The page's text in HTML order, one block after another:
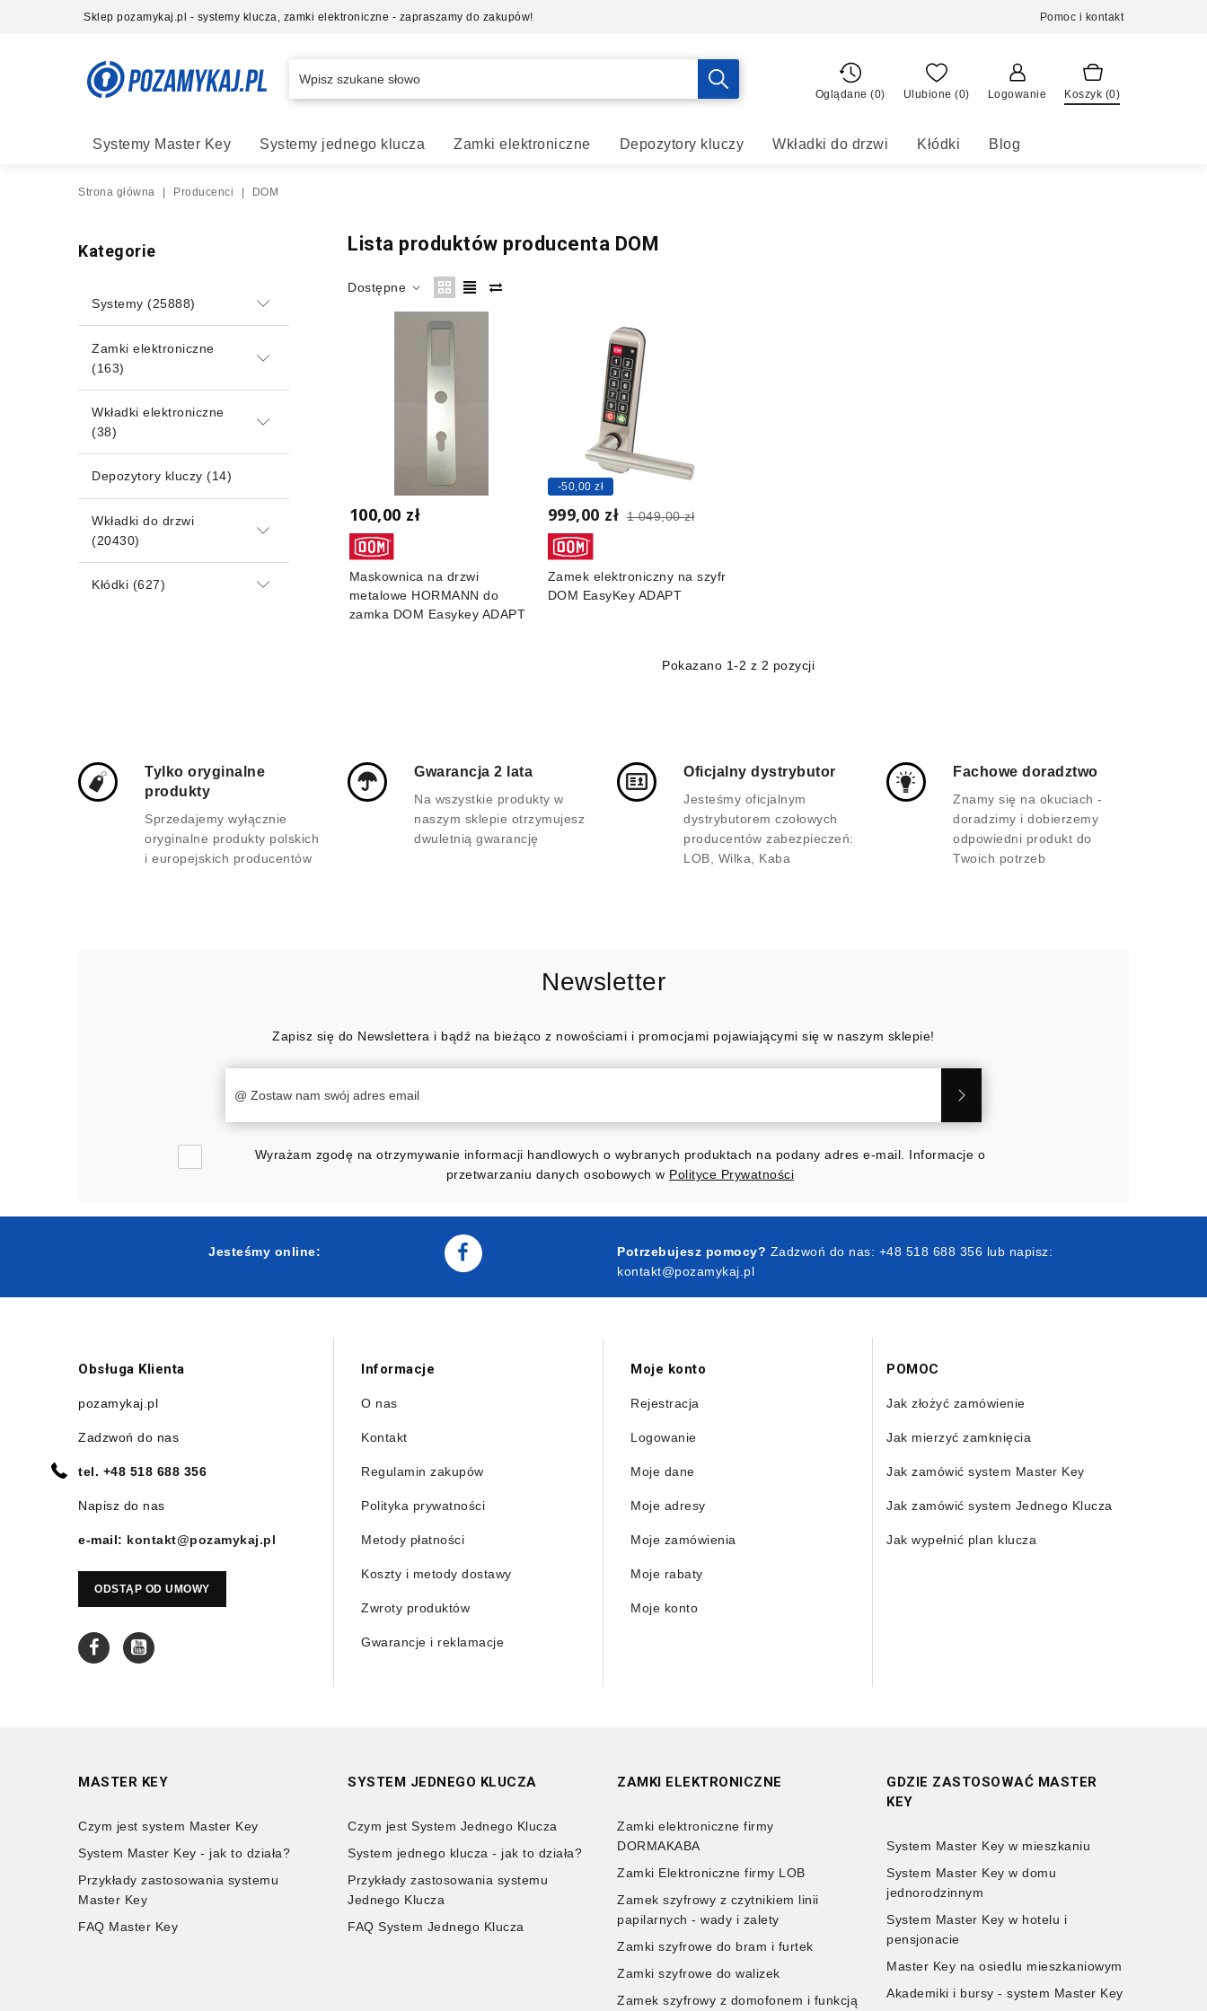
Sklep pozamykaj.pl - systemy klucza, zamki elektroniczne - zapraszamy do zakupów! Pomoc i kontakt
Oglądane (0) Ulubione (0) Logowanie Koszyk (0)
Systemy Master Key Systemy jednego klucza Zamki elektroniczne Depozytory kluczy Wkładki do drzwi Kłódki Blog
Strona główna Producenci DOM
Kategorie
Systemy (25888)
Zamki elektroniczne
(163)
Wkładki elektroniczne
(38)
Depozytory kluczy (14)
Wkładki do drzwi
(20430)
Kłódki (627)
Lista produktów producenta DOM
Dostępne
100,00 zł
Maskownica na drzwi
metalowe HORMANN do
zamka DOM Easykey ADAPT
-50,00 zł
999,00 zł 1 049,00 zł
Zamek elektroniczny na szyfr
DOM EasyKey ADAPT
Pokazano 1-2 z 2 pozycji
Tylko oryginalne
produkty
Sprzedajemy wyłącznie
oryginalne produkty polskich
i europejskich producentów
Gwarancja 2 lata
Na wszystkie produkty w
naszym sklepie otrzymujesz
dwuletnią gwarancję
Oficjalny dystrybutor
Jesteśmy oficjalnym
dystrybutorem czołowych
producentów zabezpieczeń:
LOB, Wilka, Kaba
Fachowe doradztwo
Znamy się na okuciach -
doradzimy i dobierzemy
odpowiedni produkt do
Twoich potrzeb
Newsletter
Zapisz się do Newslettera i bądź na bieżąco z nowościami i promocjami pojawiającymi się w naszym sklepie!
Wyrażam zgodę na otrzymywanie informacji handlowych o wybranych produktach na podany adres e-mail. Informacje o
przetwarzaniu danych osobowych w Polityce Prywatności
Jesteśmy online: Potrzebujesz pomocy? Zadzwoń do nas: +48 518 688 356 lub napisz:
kontakt@pozamykaj.pl
Obsługa Klienta
pozamykaj.pl
Zadzwoń do nas
tel. +48 518 688 356
Napisz do nas
e-mail: kontakt@pozamykaj.pl
ODSTĄP OD UMOWY
Informacje
O nas
Kontakt
Regulamin zakupów
Polityka prywatności
Metody płatności
Koszty i metody dostawy
Zwroty produktów
Gwarancje i reklamacje
Moje konto
Rejestracja
Logowanie
Moje dane
Moje adresy
Moje zamówienia
Moje rabaty
Moje konto
POMOC
Jak złożyć zamówienie
Jak mierzyć zamknięcia
Jak zamówić system Master Key
Jak zamówić system Jednego Klucza
Jak wypełnić plan klucza
MASTER KEY
Czym jest system Master Key
System Master Key - jak to działa?
Przykłady zastosowania systemu
Master Key
FAQ Master Key
SYSTEM JEDNEGO KLUCZA
Czym jest System Jednego Klucza
System jednego klucza - jak to działa?
Przykłady zastosowania systemu
Jednego Klucza
FAQ System Jednego Klucza
ZAMKI ELEKTRONICZNE
Zamki elektroniczne firmy
DORMAKABA
Zamki Elektroniczne firmy LOB
Zamek szyfrowy z czytnikiem linii
papilarnych - wady i zalety
Zamki szyfrowe do bram i furtek
Zamki szyfrowe do walizek
Zamek szyfrowy z domofonem i funkcją
GDZIE ZASTOSOWAĆ MASTER
KEY
System Master Key w mieszkaniu
System Master Key w domu
jednorodzinnym
System Master Key w hotelu i
pensjonacie
Master Key na osiedlu mieszkaniowym
Akademiki i bursy - system Master Key